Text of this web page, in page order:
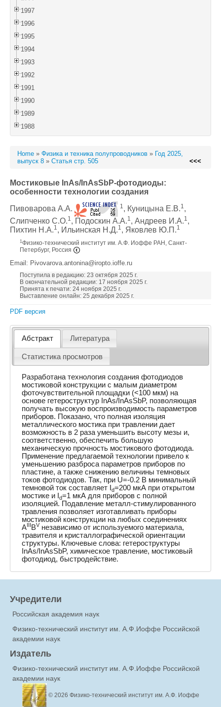
1997
1996
1995
1994
1993
1992
1991
1990
1989
1988
Home » Физика и техника полупроводников » Год 2025,
выпуск 8 » Статья стр. 505 <<<
Мостиковые InAs/InAsSbP-фотодиоды:
особенности технологии создания
Пивоварова А.А.
1 , Куницына Е.В.1 ,
Слипченко С.О.1, Подоскин А.А.1, Андреев И.А.1,
Пихтин Н.А.1, Ильинская Н.Д.1, Яковлев Ю.П.1
1 Физико-технический институт им. А.Ф. Иоффе РАН, Санкт-
Петербург, Россия
Email: Pivovarova.antonina@iropto.ioffe.ru
Поступила в редакцию: 23 октября 2025 г.
В окончательной редакции: 17 ноября 2025 г.
Принята к печати: 24 ноября 2025 г.
Выставление онлайн: 25 декабря 2025 г.
PDF версия
Абстракт Литература
Статистика просмотров
Разработана технология создания фотодиодов
мостиковой конструкции с малым диаметром
фоточувствительной площадки (<100 мкм) на
основе гетероструктур InAs/InAsSbP, позволяющая
получать высокую воспроизводимость параметров
приборов. Показано, что полная изоляция
металлического мостика при травлении дает
возможность в 2 раза уменьшить высоту мезы и,
соответственно, обеспечить большую
механическую прочность мостикового фотодиода.
Применение предлагаемой технологии привело к
уменьшению разброса параметров приборов по
пластине, а также снижению величины темновых
токов фотодиодов. Так, при U=-0.2 В минимальный
темновой ток составляет Id=200 мкА при открытом
мостике и Id=1 мкА для приборов с полной
изоляцией. Подавление металл-стимулированного
травления позволяет изготавливать приборы
мостиковой конструкции на любых соединениях
A
BV независимо от используемого материала,
травителя и кристаллографической ориентации
структуры. Ключевые слова: гетероструктуры
InAs/InAsSbP, химическое травление, мостиковый
фотодиод, быстродействие.
Учредители
Российская академия наук
Физико-технический институт им. А.Ф.Иоффе Российской
академии наук
Издатель
Физико-технический институт им. А.Ф.Иоффе Российской
академии наук
© 2026 Физико-технический институт им. А.Ф. Иоффе